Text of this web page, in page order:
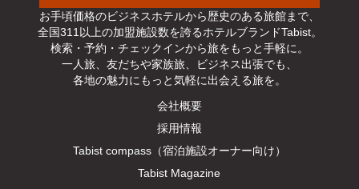
お手頃価格のビジネスホテルから歴史のある旅館まで、
全国311以上の加盟施設数を誇るホテルブランドTabist。
検索・予約・チェックインから旅をもっと手軽に。
一人旅、友だちや家族旅、ビジネス出張でも、
各地の魅力にもっと気軽に出会える旅を。
会社概要
採用情報
Tabist compass（宿泊施設オーナー向け）
Tabist Magazine